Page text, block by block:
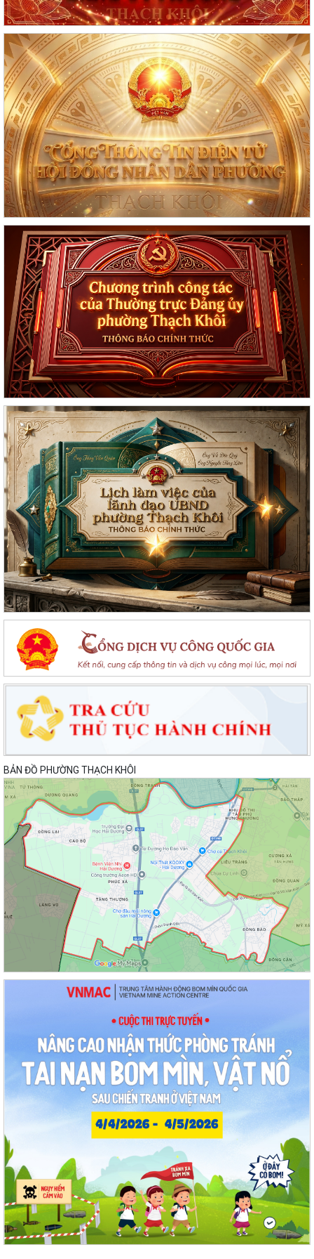
BẢN ĐỒ PHƯỜNG THẠCH KHÔI
Lan toả đạo lý "Uống nước nhớ nguồn" tại Trung tâm Phục vụ hành
chính công phường Thạch Khôi: Hướng...
Nâng cao kỹ năng sử dụng Internet, mạng xã hội an toàn cho trẻ em,
học sinh trên địa bàn thành phố
Hội nghị Ban Thường vụ Đảng ủy phường lần thứ 35
Sôi nổi ngày hội hiến máu "Thạch Khôi - ngàn trái tim hồng" năm 2026
Kế hoạch Giám sát và xử lý dịch, ổ dịch trên địa bàn phường Thạch
Khôi
Quyết định Về việc Ban hành Quy chế quản lý và sử dụng nguồn công
đức tại các di tích trên địa...
Quyết định Về việc ban hành Quy chế hoạt động của Ban Quản lý di
tích Phường Thạch Khôi, thành phố...
UBND phường tổ chức phiên họp tháng 8/2026 (lần 1).
Kế hoạch tổ chức Hội nghị tuyên truyền, phổ biến triển khai Luật sửa
đổi, bổ sung một số điều của...
Đồng chí Đặng Xuân Thưởng - Uỷ viên Thành uỷ, Phó Trưởng ban
thường trực Ban Nội chính Thành uỷ dự...
Nuôi con bằng sữa mẹ cho một “Khởi đầu bền vững - Phát huy những
thực hành tốt sẵn có”
Về việc thay đổi địa danh trên bảng hiệu tại các Nhà Văn hoá và tăng
cường công tác quản lý hoạt...
Phường Thạch Khôi tổ chức lấy mẫu sinh phẩm hài cốt liệt sĩ chưa xác
định được thông tin để giám...
Hội nghị công bố quyết định công tác cán bộ
Chương trình Công tác tuần của Chủ tịch, các Phó Chủ tịch UBND
phường (Từ 03/8/2026 đến 09/8/2026)
Thông tin về chương trình thu hồi xe CB1000 Hornet (xe nhập khẩu) và
xe Rebel 500 & CL 500 (xe nhập...
Phường Thạch Khôi triển khai kế hoạch tuyên truyền, vận động hiến
máu tình nguyện năm 2026
Quyết định Về việc Ban hành Quy chế phát ngôn và cung cấp thông tin
cho báo chí của Ủy ban nhân...
Quyết định Về việc thu hồi đất để GPMB thực hiện Dự án: Mở rộng
đường Lý Thái Tông kéo dài (đoạn...
Quyết định Về việc thu hồi đất để GPMB thực hiện Dự án: Mở rộng
đường Lý Thái Tông kéo dài (đoạn...